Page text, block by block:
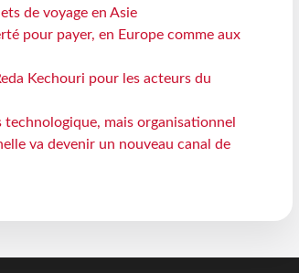
de voyage en Asie
pour payer, en Europe comme aux
Kechouri pour les acteurs du
technologique, mais organisationnel
va devenir un nouveau canal de